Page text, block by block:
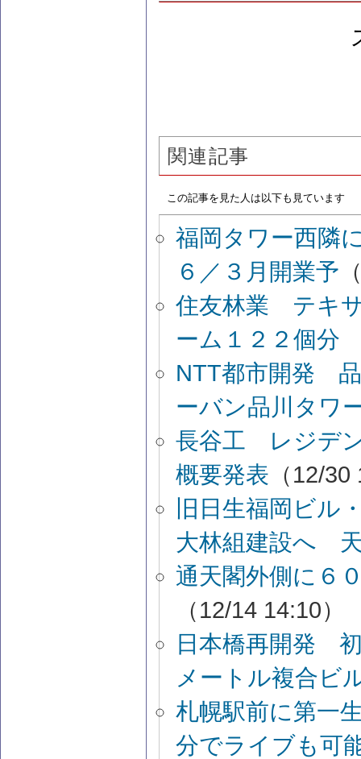
関連記事
この記事を見た人は以下も見ています
福岡タワー西隣
６／３月開業予
住友林業 テキ
ーム１２２個分
NTT都市開発
ーバン品川タワ
長谷工 レジデ
概要発表 （12/
旧日生福岡ビ
大林組建設へ
通天閣外側に６
（12/14 14:10）
日本橋再開発
メートル複合ビ
札幌駅前に第一
分でライブも可